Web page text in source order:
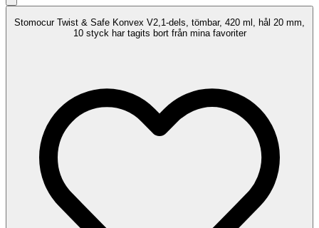
Stomocur Twist & Safe Konvex V2,1-dels, tömbar, 420 ml, hål 20 mm,
10 styck har tagits bort från mina favoriter